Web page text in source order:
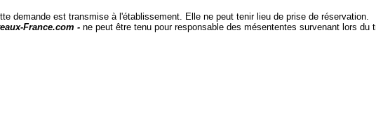
demande est transmise à l'établissement. Elle ne peut tenir lieu de prise de réservation.
France.com - ne peut être tenu pour responsable des mésententes survenant lors du